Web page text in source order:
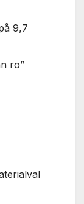
9,7
ro”